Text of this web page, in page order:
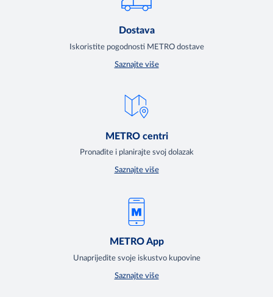
Dostava
Iskoristite pogodnosti METRO dostave
Saznajte više
METRO centri
Pronađite i planirajte svoj dolazak
Saznajte više
METRO App
Unaprijedite svoje iskustvo kupovine
Saznajte više